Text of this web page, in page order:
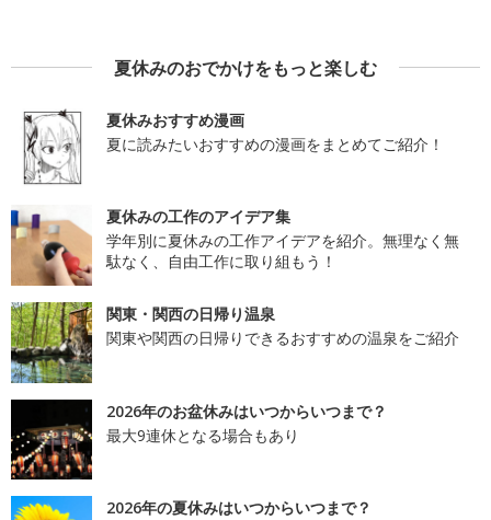
夏休みのおでかけをもっと楽しむ
夏休みおすすめ漫画
夏に読みたいおすすめの漫画をまとめてご紹介！
夏休みの工作のアイデア集
学年別に夏休みの工作アイデアを紹介。無理なく無
駄なく、自由工作に取り組もう！
関東・関西の日帰り温泉
関東や関西の日帰りできるおすすめの温泉をご紹介
2026年のお盆休みはいつからいつまで？
最大9連休となる場合もあり
2026年の夏休みはいつからいつまで？